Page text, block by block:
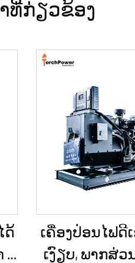
ທີ່ກ່ຽວຂ້ອງ
ດ້
ທີ່
ເຄື່ອງປ່ອນໄຟດີເ
ເງົຽບ, ພາກສ່